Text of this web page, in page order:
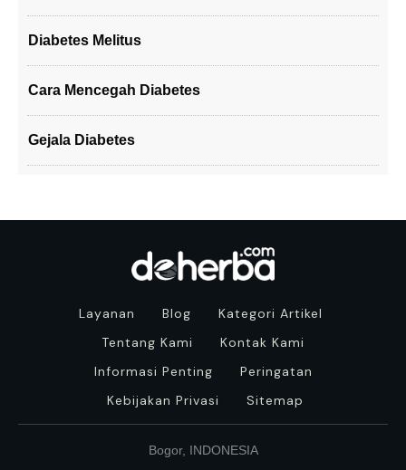
Diabetes Melitus
Cara Mencegah Diabetes
Gejala Diabetes
Layanan Blog
Kategori Artikel
Tentang Kami
Kontak Kami
Informasi Penting
Peringatan
Kebijakan Privasi
Sitemap
Bogor, INDONESIA